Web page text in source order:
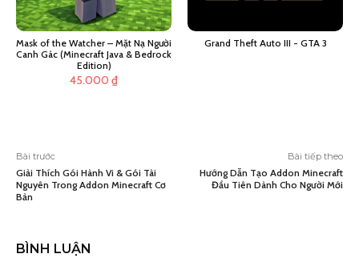
Mask of the Watcher – Mặt Nạ Người
Canh Gác (Minecraft Java & Bedrock
Edition)
45.000 ₫
Grand Theft Auto III - GTA 3
Bài trước
Giải Thích Gói Hành Vi & Gói Tài
Nguyên Trong Addon Minecraft Cơ
Bản
Bài tiếp theo
Hướng Dẫn Tạo Addon Minecraft
Đầu Tiên Dành Cho Người Mới
BÌNH LUẬN